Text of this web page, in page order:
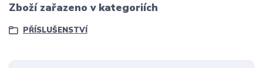
Zboží zařazeno v kategoriích
PŘÍSLUŠENSTVÍ